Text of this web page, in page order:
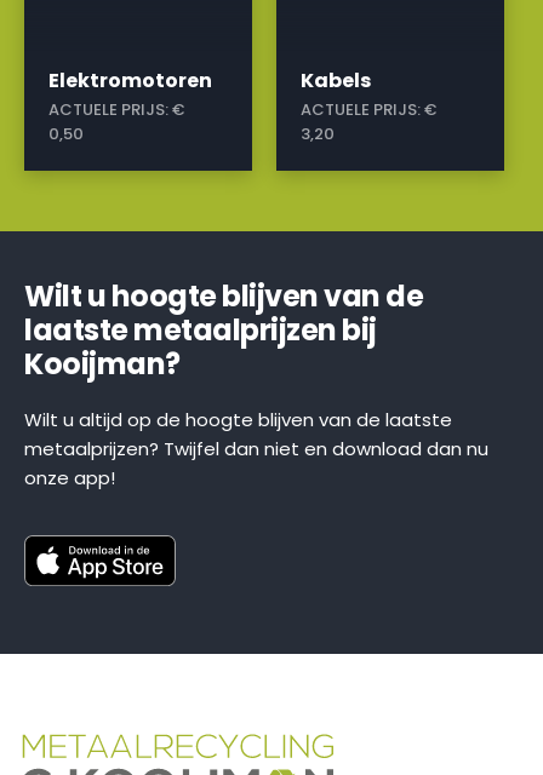
Elektromotoren
ACTUELE PRIJS:€
0,50
Kabels
ACTUELE PRIJS:€
3,20
Wilt u hoogte blijven van de
laatste metaalprijzen bij
Kooijman?
Wilt u altijd op de hoogte blijven van de laatste
metaalprijzen? Twijfel dan niet en download dan nu
onze app!